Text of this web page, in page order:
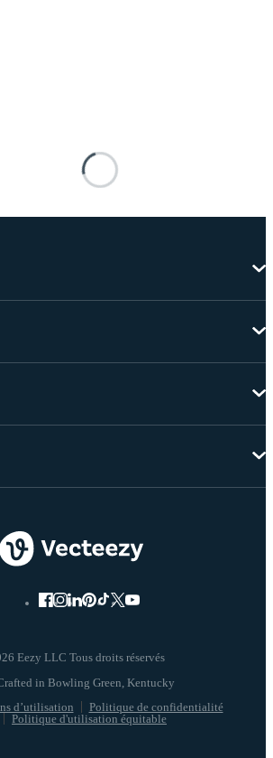
Eezy LLC Tous droits réservés
d’utilisation
Politique de confidentialité
Politique d'utilisation équitable